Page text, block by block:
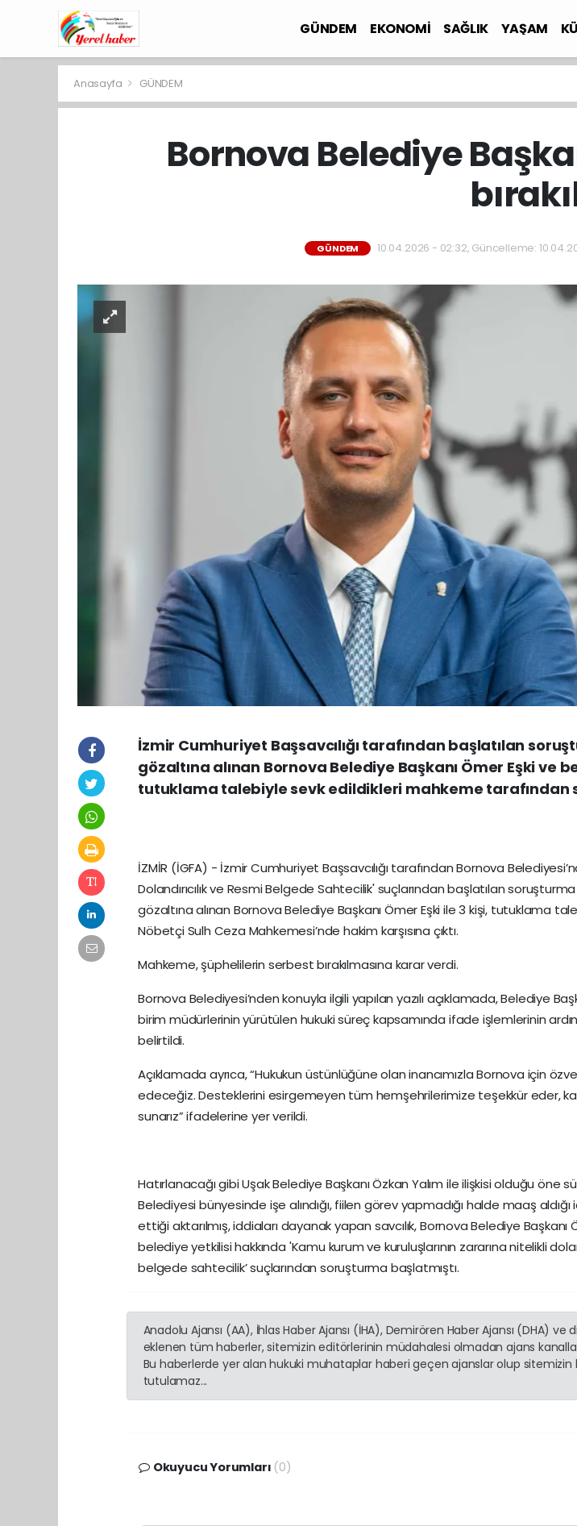
GÜNDEM EKONOMİ SAĞLIK YAŞAM
Anasayfa GÜNDEM
Bornova Belediye
GÜNDEM 10.04.2026 - 02:32, Güncelleme:
İzmir Cumhuriyet Başsavcılığı tarafından başlatılan
gözaltına alınan Bornova Belediye Başkanı Ömer Eşki ve
tutuklama talebiyle sevk edildikleri mahkeme tarafından
İZMİR (İGFA) - İzmir Cumhuriyet Başsavcılığı tarafından Bornova
Dolandırıcılık ve Resmi Belgede Sahtecilik' suçlarından başlatılan
gözaltına alınan Bornova Belediye Başkanı Ömer Eşki ile 3 kişi, tutuklama
Nöbetçi Sulh Ceza Mahkemesi’nde hakim karşısına çıktı.
Mahkeme, şüphelilerin serbest bırakılmasına karar verdi.
Bornova Belediyesi’nden konuyla ilgili yapılan yazılı açıklamada, Belediye
birim müdürlerinin yürütülen hukuki süreç kapsamında ifade işlemlerinin
belirtildi.
Açıklamada ayrıca, “Hukukun üstünlüğüne olan inancımızla Bornova için
edeceğiz. Desteklerini esirgemeyen tüm hemşehrilerimize teşekkür eder,
sunarız” ifadelerine yer verildi.
Hatırlanacağı gibi Uşak Belediye Başkanı Özkan Yalım ile ilişkisi olduğu öne
Belediyesi bünyesinde işe alındığı, fiilen görev yapmadığı halde maaş aldığı
ettiği aktarılmış, iddiaları dayanak yapan savcılık, Bornova Belediye Başkanı
belediye yetkilisi hakkında 'Kamu kurum ve kuruluşlarının zararına nitelikli
belgede sahtecilik’ suçlarından soruşturma başlatmıştı.
Anadolu Ajansı (AA), İhlas Haber Ajansı (İHA), Demirören Haber Ajansı (DHA) ve
eklenen tüm haberler, sitemizin editörlerinin müdahalesi olmadan ajans
Bu haberlerde yer alan hukuki muhataplar haberi geçen ajanslar olup
tutulamaz...
Okuyucu Yorumları (0)